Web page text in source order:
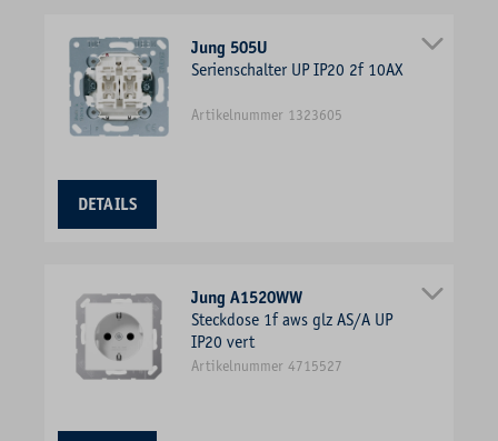
Jung 505U
Serienschalter UP IP20 2f 10AX
Artikelnummer 1323605
DETAILS
Jung A1520WW
Steckdose 1f aws glz AS/A UP
IP20 vert
Artikelnummer 4715527